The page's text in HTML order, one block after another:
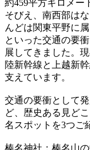
約459平方キロメー
そびえ、南西部は
んどは関東平野に
といった交通の要
展してきました。
陸新幹線と上越新
支えています。
交通の要衝として
ど、歴史ある見ど
名スポットを3つご